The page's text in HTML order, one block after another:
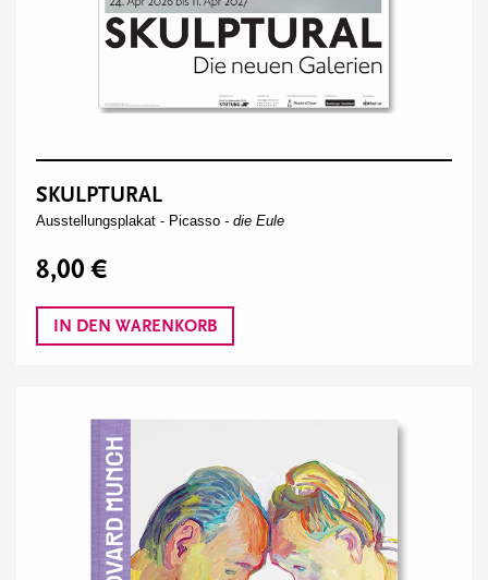
SKULPTURAL
Ausstellungsplakat - Picasso - die Eule
8,00 €
IN DEN WARENKORB